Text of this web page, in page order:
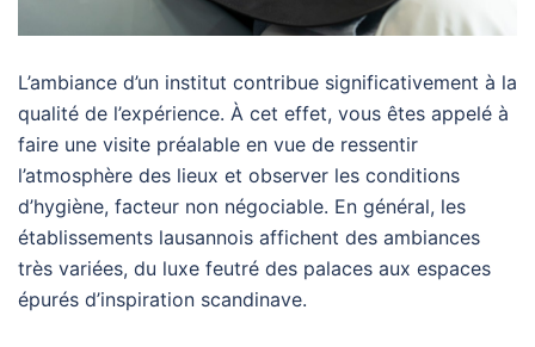
L’ambiance d’un institut contribue significativement à la
qualité de l’expérience. À cet effet, vous êtes appelé à
faire une visite préalable en vue de ressentir
l’atmosphère des lieux et observer les conditions
d’hygiène, facteur non négociable. En général, les
établissements lausannois affichent des ambiances
très variées, du luxe feutré des palaces aux espaces
épurés d’inspiration scandinave.